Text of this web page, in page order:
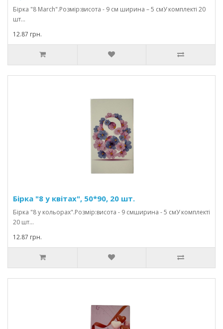
Бірка "8 March".Розмір:висота - 9 см ширина – 5 смУ комплекті 20
шт...
12.87 грн.
Бірка "8 у квітах", 50*90, 20 шт.
Бірка "8 у кольорах".Розмір:висота - 9 смширина - 5 смУ комплекті
20 шт...
12.87 грн.